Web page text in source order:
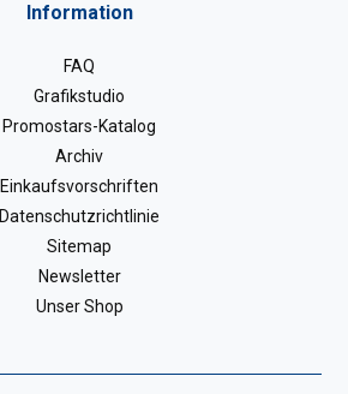
Information
FAQ
Grafikstudio
Promostars-Katalog
Archiv
Einkaufsvorschriften
Datenschutzrichtlinie
Sitemap
Newsletter
Unser Shop